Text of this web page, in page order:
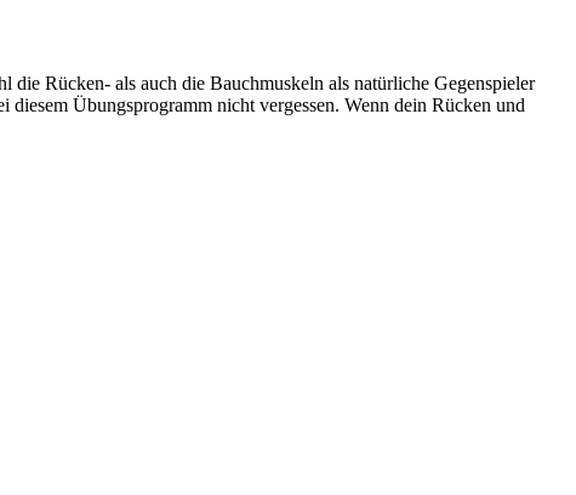
Rücken- als auch die Bauchmuskeln als natürliche Gegenspieler
Übungsprogramm nicht vergessen. Wenn dein Rücken und